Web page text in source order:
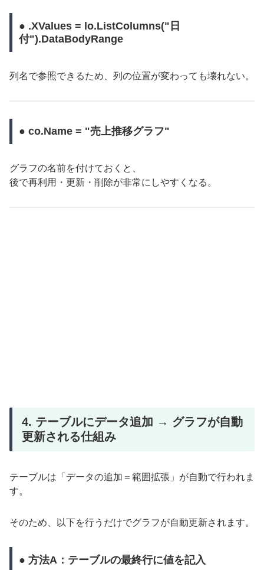
● .XValues = lo.ListColumns("日
付").DataBodyRange
列名で参照できるため、列の位置が変わっても壊れない。
● co.Name = "売上推移グラフ"
グラフの名前を付けておくと、
後で再利用・更新・削除が非常にしやすくなる。
4. テーブルにデータ追加 → グラフが自動
更新される仕組み
テーブルは「データの追加＝範囲拡張」が自動で行われま
す。
そのため、以下を行うだけでグラフが自動更新されます。
● 方法A：テーブルの最終行に値を記入